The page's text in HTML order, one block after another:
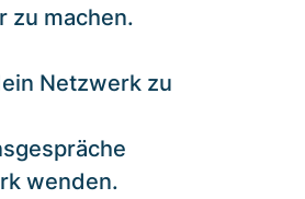
zu machen.
Netzwerk zu
wenden.